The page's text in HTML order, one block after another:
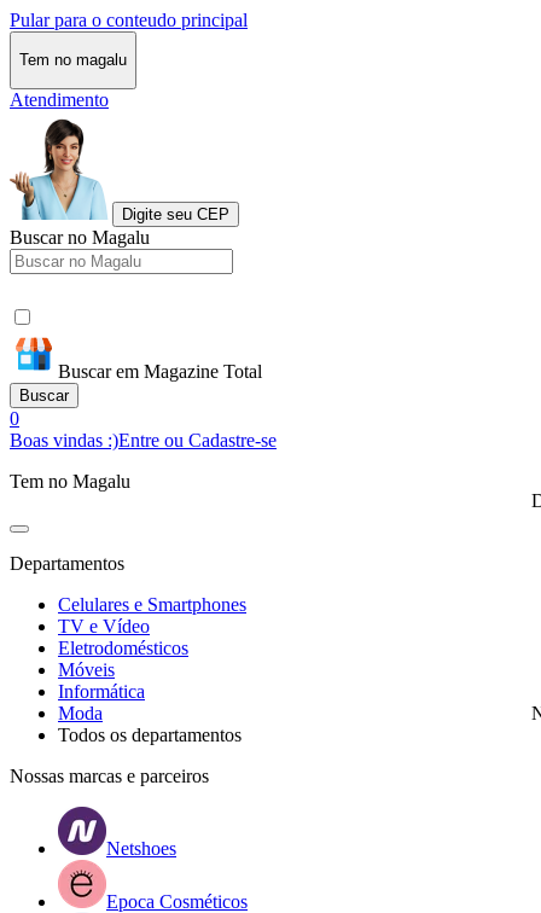
Pular para o conteudo principal
Tem no magalu
Atendimento
Digite seu CEP
Buscar no Magalu
Buscar em Magazine Total
Buscar
0
Boas vindas :)Entre ou Cadastre-se
Tem no Magalu
Departamentos
Celulares e Smartphones
TV e Vídeo
Eletrodomésticos
Móveis
Informática
Moda
Todos os departamentos
Nossas marcas e parceiros
Netshoes
Epoca Cosméticos